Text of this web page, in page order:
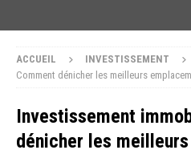
ACCUEIL INVESTISSEMENT
Comment dénicher les meilleurs
Investissement
dénicher les